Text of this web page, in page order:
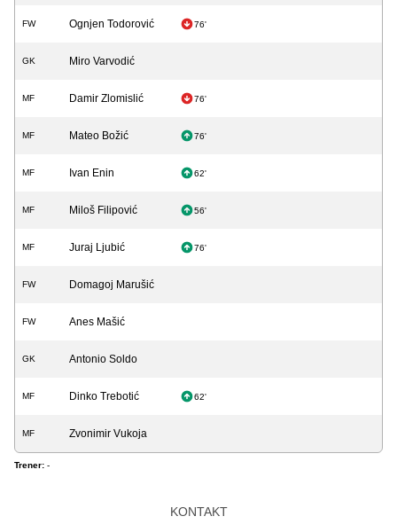
FW Ognjen Todorović 76'
GK Miro Varvodić
MF Damir Zlomislić 76'
MF Mateo Božić 76'
MF Ivan Enin 62'
MF Miloš Filipović 56'
MF Juraj Ljubić 76'
FW Domagoj Marušić
FW Anes Mašić
GK Antonio Soldo
MF Dinko Trebotić 62'
MF Zvonimir Vukoja
Trener: -
KONTAKT